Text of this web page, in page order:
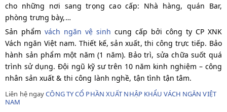
cho những nơi sang trọng cao cấp: Nhà hàng, quán Bar,
phòng trưng bày,…
Sản phẩm vách ngăn vệ sinh cung cấp bởi công ty CP XNK
Vách ngăn Việt nam. Thiết kế, sản xuất, thi công trực tiếp. Bảo
hành sản phẩm một năm (1 năm). Bảo trì, sửa chữa suốt quá
trình sử dụng. Đội ngũ kỹ sư trên 10 năm kinh nghiệm – công
nhân sản xuất & thi công lành nghề, tận tình tận tâm.
Liên hệ ngayCÔNG TY CỔ PHẦN XUẤT NHẬP KHẨU VÁCH NGĂN VIỆT
NAM